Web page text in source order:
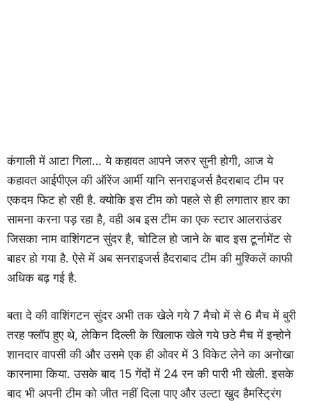
कंगाली में आटा गिला… ये कहावत आपने जरुर सुनी होगी, आज ये
कहावत आईपीएल की ऑरेंज आर्मी यानि सनराइजर्स हैदराबाद टीम पर
एकदम फिट हो रही है. क्योकि इस टीम को पहले से ही लगातार हार का
सामना करना पड़ रहा है, वही अब इस टीम का एक स्टार आलराउंडर
जिसका नाम वाशिंगटन सुंदर है, चोटिल हो जाने के बाद इस टूर्नामेंट से
बाहर हो गया है. ऐसे में अब सनराइजर्स हैदराबाद टीम की मुश्किलें काफी
अधिक बढ़ गई है.
बता दे की वाशिंगटन सुंदर अभी तक खेले गये 7 मैचो में से 6 मैच में बुरी
तरह फ्लॉप हुए थे, लेकिन दिल्ली के खिलाफ खेले गये छठे मैच में इन्होने
शानदार वापसी की और उसमे एक ही ओवर में 3 विकेट लेने का अनोखा
कारनामा किया. उसके बाद 15 गेंदों में 24 रन की पारी भी खेली. इसके
बाद भी अपनी टीम को जीत नहीं दिला पाए और उल्टा खुद हैमस्ट्रिंग